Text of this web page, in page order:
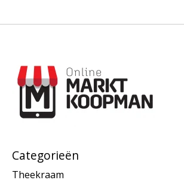
Categorieën
Theekraam